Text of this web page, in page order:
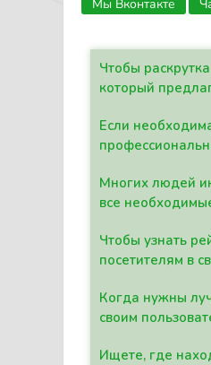
Мы Вконтакте
Чтобы
который
Если
Многих людей
все
Чтобы узнать
посетителям в
Когда нужны
своим
Ищете, где